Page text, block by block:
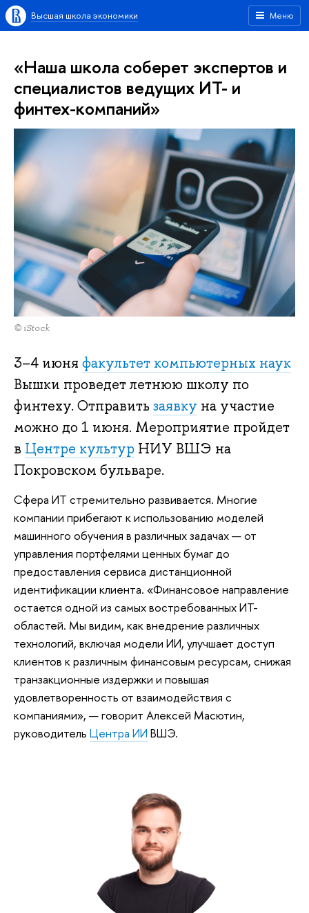
Меню
Высшая школа экономики
«Наша школа соберет экспертов и
специалистов ведущих ИТ- и
финтех-компаний»
© iStock
3–4 июня факультет компьютерных наук
Вышки проведет летнюю школу по
финтеху. Отправить заявку на участие
можно до 1 июня. Мероприятие пройдет
в Центре культур НИУ ВШЭ на
Покровском бульваре.
Сфера ИТ стремительно развивается. Многие
компании прибегают к использованию моделей
машинного обучения в различных задачах — от
управления портфелями ценных бумаг до
предоставления сервиса дистанционной
идентификации клиента. «Финансовое направление
остается одной из самых востребованных ИТ-
областей. Мы видим, как внедрение различных
технологий, включая модели ИИ, улучшает доступ
клиентов к различным финансовым ресурсам, снижая
транзакционные издержки и повышая
удовлетворенность от взаимодействия с
компаниями», — говорит Алексей Масютин,
руководитель Центра ИИ ВШЭ.